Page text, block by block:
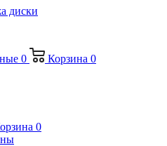
диски
0 Корзина 0
0